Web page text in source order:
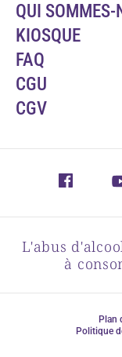
QUI SOMMES-
KIOSQUE
FAQ
CGU
CGV
L'abus
à
Plan
Politique